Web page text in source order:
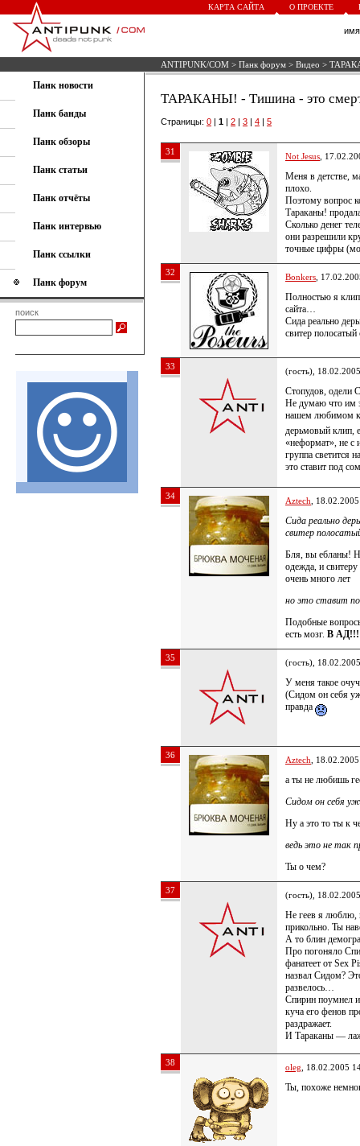
КАРТА САЙТА О ПРОЕКТЕ
ANTIPUNK/COM > Панк форум > Видео >
Панк новости
Панк банды
Панк обзоры
Панк статьи
Панк отчёты
Панк интервью
Панк ссылки
Панк форум
поиск
ТАРАКАНЫ! - Тишина - это
Страницы: 0 | 1 | 2 | 3 | 4 | 5
31 Not Jesus ,
Меня в детстве,
плохо.
Поэтому вопрос
Тараканы!
Сколько денег
они разрешили
точные цифры
32 Bonkers ,
Полностью я клип
сайта…
Сида реально
свитер
33 (гость),
Стопудов, одели
Не думаю что им
нашем любимом
дерьмовый клип,
«неформат», не с
группа светится
это ставит под
34 Aztech ,
Сида реально
свитер
Бля, вы ебланы!
одежда, и
очень много лет
но это ставит
Подобные
есть мозг. В АД!!!
35 (гость),
У меня такое
(Сидом он себя
правда
36 Aztech ,
а ты не любишь
Сидом он себя
Ну а это то ты к
ведь это не так
Ты о чем?
37 (гость),
Не геев я люблю,
прикольно. Ты
А то блин
Про погоняло
фанатеет от Sex
назвал Сидом?
развелось…
Спирин поумнел и
куча его фенов
раздражает.
И Тараканы —
38 oleg , 18.02.2005
Ты, похоже